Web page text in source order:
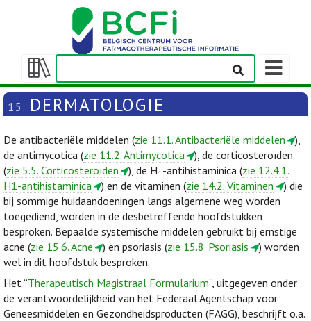
Weergeven/verbergen
inhoudstafel
15. DERMATOLOGIE
De antibacteriële middelen (zie 11.1. Antibacteriële middelen
),
de antimycotica (zie 11.2. Antimycotica
), de corticosteroïden
(zie 5.5. Corticosteroïden ), de H1-antihistaminica (zie 12.4.1.
H1-antihistaminica
) en de vitaminen (zie 14.2. Vitaminen
) die
bij sommige huidaandoeningen langs algemene weg worden
toegediend, worden in de desbetreffende hoofdstukken
besproken. Bepaalde systemische middelen gebruikt bij ernstige
acne (zie 15.6. Acne ) en psoriasis (zie 15.8. Psoriasis
) worden
wel in dit hoofdstuk besproken.
Het “Therapeutisch Magistraal Formularium”, uitgegeven onder
de verantwoordelijkheid van het Federaal Agentschap voor
Geneesmiddelen en Gezondheidsproducten (FAGG), beschrijft o.a.